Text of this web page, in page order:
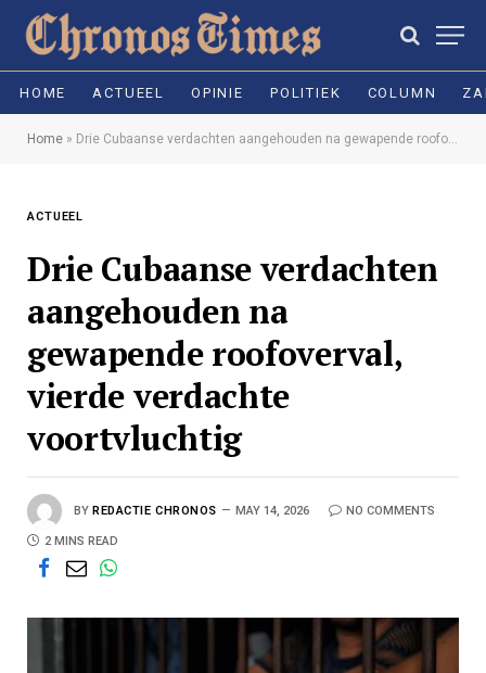
HOME ACTUEEL OPINIE POLITIEK COLUMN
Home » Drie Cubaanse verdachten aangehouden na gewapende roofoverval, vierde verdachte voortvluchtig
ACTUEEL
Drie Cubaanse verdachten
aangehouden na
gewapende roofoverval,
vierde verdachte
voortvluchtig
BY REDACTIE CHRONOS MAY 14, 2026 NO COMMENTS
2 MINS READ